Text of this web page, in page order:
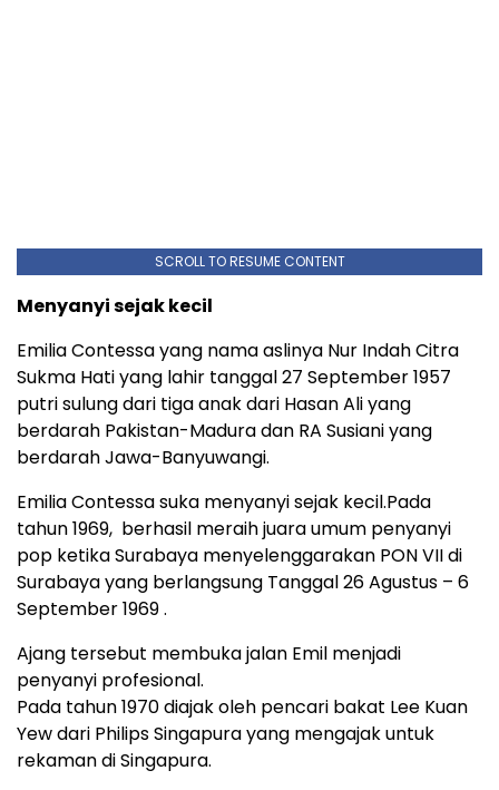
SCROLL TO RESUME CONTENT
Menyanyi sejak kecil
Emilia Contessa yang nama aslinya Nur Indah Citra
Sukma Hati yang lahir tanggal 27 September 1957
putri sulung dari tiga anak dari Hasan Ali yang
berdarah Pakistan-Madura dan RA Susiani yang
berdarah Jawa-Banyuwangi.
Emilia Contessa suka menyanyi sejak kecil.Pada
tahun 1969, berhasil meraih juara umum penyanyi
pop ketika Surabaya menyelenggarakan PON VII di
Surabaya yang berlangsung Tanggal 26 Agustus – 6
September 1969 .
Ajang tersebut membuka jalan Emil menjadi
penyanyi profesional.
Pada tahun 1970 diajak oleh pencari bakat Lee Kuan
Yew dari Philips Singapura yang mengajak untuk
rekaman di Singapura.